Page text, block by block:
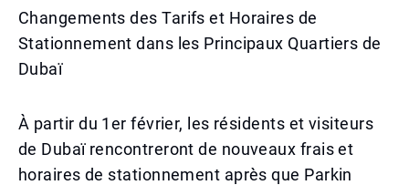
Changements des Tarifs et Horaires de
Stationnement dans les Principaux Quartiers de
Dubaï
À partir du 1er février, les résidents et visiteurs
de Dubaï rencontreront de nouveaux frais et
horaires de stationnement après que Parkin